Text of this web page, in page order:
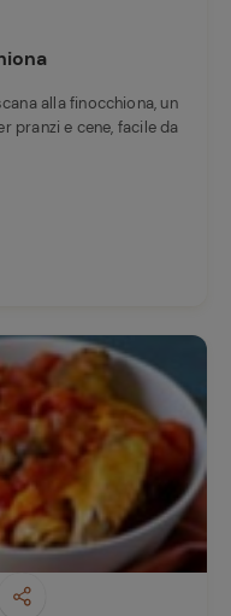
alla finocchiona, un
pranzi e cene, facile da